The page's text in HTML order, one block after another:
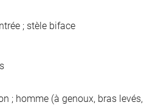
; stèle biface
; homme (à genoux, bras levés,